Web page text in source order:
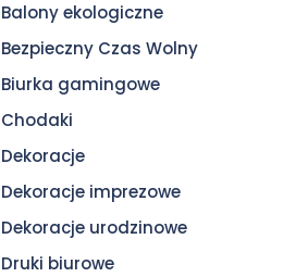
Balony ekologiczne
Bezpieczny Czas Wolny
Biurka gamingowe
Chodaki
Dekoracje
Dekoracje imprezowe
Dekoracje urodzinowe
Druki biurowe